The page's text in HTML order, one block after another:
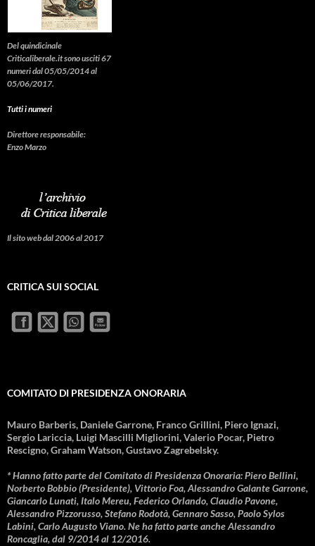
Del quindicinale
Criticaliberale.it sono usciti 67
numeri dal 05/05/2014 al
05/06/2017.
Tutti i numeri
Direttore responsabile:
Enzo Marzo
Il sito web dal 2006 al 2017
CRITICA SUI SOCIAL
COMITATO DI PRESIDENZA ONORARIA
Mauro Barberis, Daniele Garrone, Franco Grillini, Piero Ignazi,
Sergio Lariccia, Luigi Mascilli Migliorini, Valerio Pocar, Pietro
Rescigno, Graham Watson, Gustavo Zagrebelsky.
* Hanno fatto parte del Comitato di Presidenza Onoraria: Piero Bellini,
Norberto Bobbio (Presidente), Vittorio Foa, Alessandro Galante Garrone,
Giancarlo Lunati, Italo Mereu, Federico Orlando, Claudio Pavone,
Alessandro Pizzorusso, Stefano Rodotà, Gennaro Sasso, Paolo Sylos
Labini, Carlo Augusto Viano. Ne ha fatto parte anche Alessandro
Roncaglia, dal 9/2014 al 12/2016.